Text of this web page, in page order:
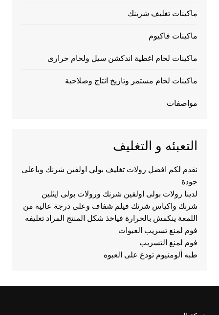
ماكينات تغليف شرينك
ماكينات فاكيوم
ماكينات لحام اغطية اندكشن سيل ولحام حرارى
ماكينات لحام مستمر وتاريخ انتاج وصلاحية
مواصفات
التعبئه و التغليف
نقدم لكم افضل رولات تغليف بولي اولفين شرنك وباعلى
جودة
لدينا رولات بولى اولفين شرنك ورولات بولى ايثلين
شرنك واكياس شرنك فيلم شفاف وعلى درجة عالية من
اللمعة ينكمش بالحرارة فياخذ شكل المنتج المراد تغليفه
فوم لمنع تسريب العبوات
فوم لمنع التسريب
طبه ألومنيوم تودع على العبوه